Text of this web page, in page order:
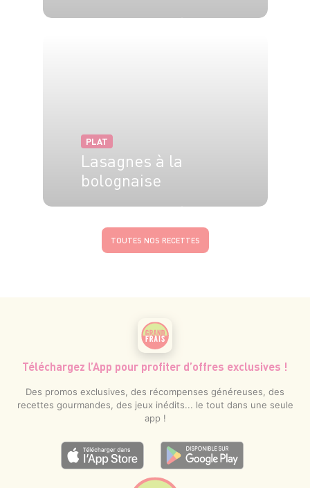
PLAT
Lasagnes à la
bolognaise
TOUTES NOS RECETTES
Téléchargez l’App pour profiter d’offres exclusives !
Des promos exclusives, des récompenses généreuses, des
recettes gourmandes, des jeux inédits... le tout dans une seule
app !